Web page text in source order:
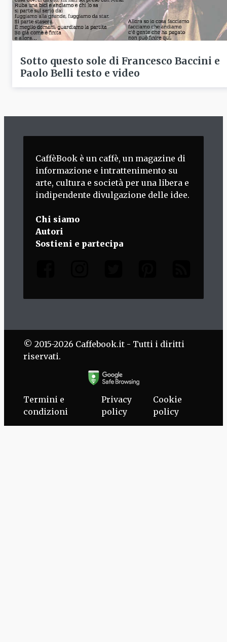
Sotto questo sole di Francesco Baccini e
Paolo Belli testo e video
CaffèBook è un caffè, un magazine di
informazione e intrattenimento su
arte, cultura e società per una libera e
indipendente divulgazione delle idee.
Chi siamo
Autori
Sostieni e partecipa
© 2015-2026 Caffebook.it - Tutti i diritti
riservati.
Termini e
condizioni
Privacy
policy
Cookie
policy